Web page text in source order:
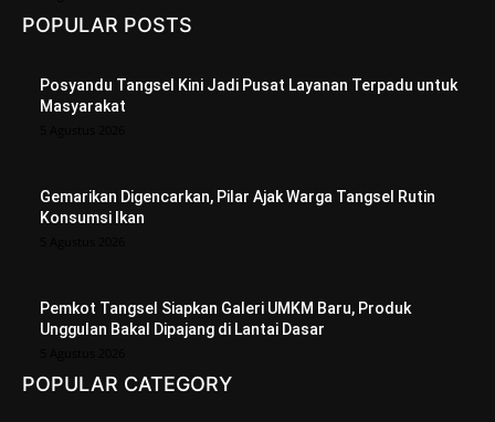
POPULAR POSTS
Posyandu Tangsel Kini Jadi Pusat Layanan Terpadu untuk
Masyarakat
Gemarikan Digencarkan, Pilar Ajak Warga Tangsel Rutin
Konsumsi Ikan
Pemkot Tangsel Siapkan Galeri UMKM Baru, Produk
Unggulan Bakal Dipajang di Lantai Dasar
POPULAR CATEGORY